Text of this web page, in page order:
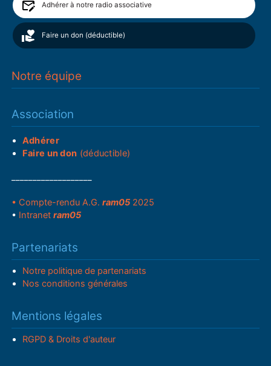
Adhérer à notre radio associative
Faire un don (déductible)
Notre équipe
Association
Adhérer
Faire un don (déductible)
• Compte-rendu A.G.ram05 2025
• Intranetram05
Partenariats
Notre politique de partenariats
Nos conditions générales
Mentions légales
RGPD & Droits d'auteur